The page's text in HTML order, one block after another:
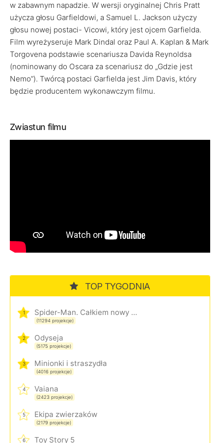
w zabawnym napadzie. W wersji oryginalnej Chris Pratt
użycza głosu Garfieldowi, a Samuel L. Jackson użyczy
głosu nowej postaci- Vicowi, który jest ojcem Garfielda.
Film wyreżyseruje Mark Dindal oraz Paul A. Kaplan & Mark
Torgovena podstawie scenariusza Davida Reynoldsa
(nominowany do Oscara za scenariusz do „Gdzie jest
Nemo”). Twórcą postaci Garfielda jest Jim Davis, który
będzie producentem wykonawczym filmu.
Zwiastun filmu
TOP TYGODNIA
1 Spider-Man. Całkiem nowy dzień
(11294 projekcje)
2 Odyseja
(5175 projekcje)
3 Minionki i straszydła
(4016 projekcje)
4 Vaiana
(2423 projekcje)
5 Ekipa zwierzaków
(2179 projekcje)
6 Toy Story 5